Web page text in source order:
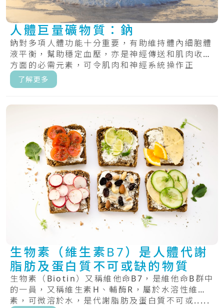
人體巨量礦物質：鈉
鈉對多項人體功能十分重要，有助維持體內細胞體
液平衡，幫助穩定血壓，亦是神經傳送和肌肉收縮
方面的必需元素，可令肌肉和神經系統操作正
常。.....
了解更多
生物素（維生素B7）是人體代謝
脂肪及蛋白質不可或缺的物質
生物素（Biotin）又稱維他命B7，是維他命B群中
的一員，又稱維生素H、輔酶R，屬於水溶性維生
素，可微溶於水，是代謝脂肪及蛋白質不可或.....